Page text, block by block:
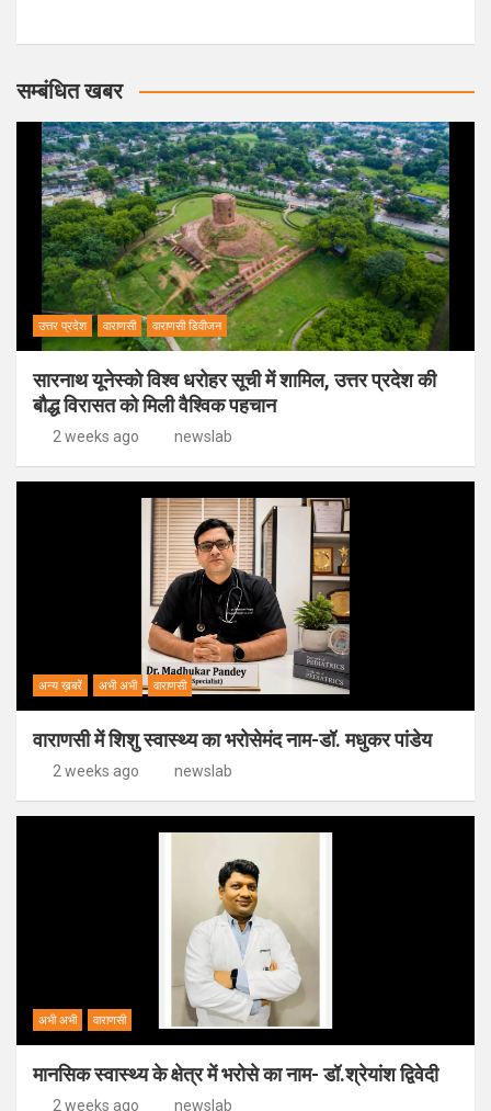
सम्बंधित खबर
उत्तर प्रदेश वाराणसी वाराणसी डिवीजन
सारनाथ यूनेस्को विश्व धरोहर सूची में शामिल, उत्तर प्रदेश की
बौद्ध विरासत को मिली वैश्विक पहचान
2 weeks ago newslab
अन्य ख़बरें अभी अभी वाराणसी
वाराणसी में शिशु स्वास्थ्य का भरोसेमंद नाम-डॉ. मधुकर पांडेय
2 weeks ago newslab
अभी अभी वाराणसी
मानसिक स्वास्थ्य के क्षेत्र में भरोसे का नाम- डॉ.श्रेयांश द्विवेदी
2 weeks ago newslab